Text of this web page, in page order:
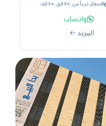
الاسعار: تبدأ من 750 الى 850 الف
واتساب
المزيد